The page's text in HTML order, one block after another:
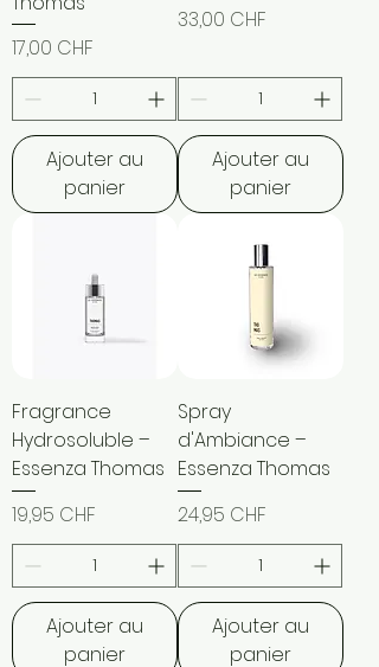
Prix
17,00 CHF
Ajouter au
panier
Prix
33,00 CHF
Ajouter au
panier
Fragrance
Hydrosoluble –
Essenza Thomas
Prix
19,95 CHF
Ajouter au
panier
Spray
d'Ambiance –
Essenza Thomas
Prix
24,95 CHF
Ajouter au
panier